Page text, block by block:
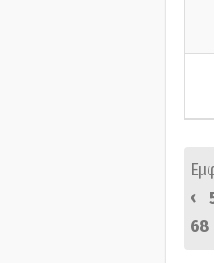
‹
68